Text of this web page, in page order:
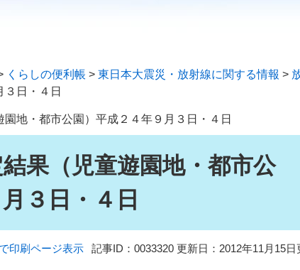
くらしの便利帳 > 東日本大震災・放射線に関する情報 >
日・４日
地・都市公園）平成２４年９月３日・４日
果（児童遊園地・都市公
３日・４日
印刷ページ表示 記事ID：0033320 更新日：2012年11月15日